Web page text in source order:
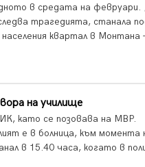
в средата на
трагедията, станала
квартал в Монтана
на училище
като се позовава на МВР.
е в болница, към момента
в 15.40 часа, когато в